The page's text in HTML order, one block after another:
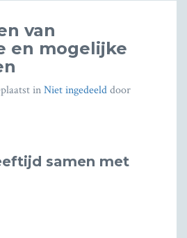
van
en mogelijke
inNiet ingedeelddoor
samen met